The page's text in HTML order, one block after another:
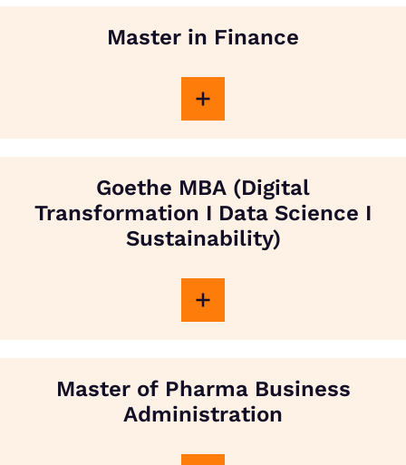
Master in Finance
Goethe MBA (Digital
Transformation I Data Science I
Sustainability)
Master of Pharma Business
Administration